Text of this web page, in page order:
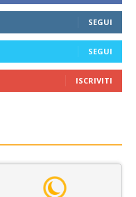
SEGUI
SEGUI
ISCRIVITI